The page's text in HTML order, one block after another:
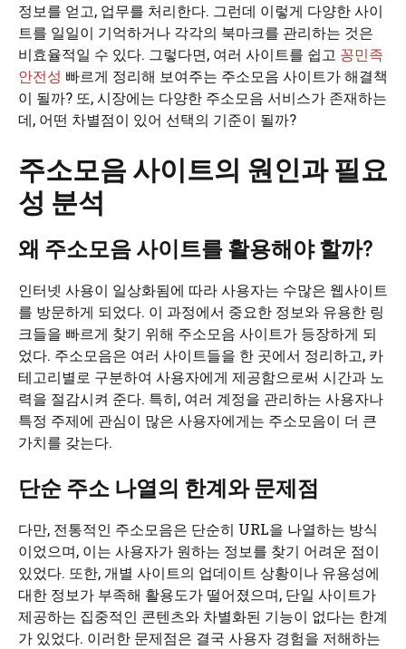
정보를 얻고, 업무를 처리한다. 그런데 이렇게 다양한 사이
트를 일일이 기억하거나 각각의 북마크를 관리하는 것은
비효율적일 수 있다. 그렇다면, 여러 사이트를 쉽고 꽁민족
안전성 빠르게 정리해 보여주는 주소모음 사이트가 해결책
이 될까? 또, 시장에는 다양한 주소모음 서비스가 존재하는
데, 어떤 차별점이 있어 선택의 기준이 될까?
주소모음 사이트의 원인과 필요
성 분석
왜 주소모음 사이트를 활용해야 할까?
인터넷 사용이 일상화됨에 따라 사용자는 수많은 웹사이트
를 방문하게 되었다. 이 과정에서 중요한 정보와 유용한 링
크들을 빠르게 찾기 위해 주소모음 사이트가 등장하게 되
었다. 주소모음은 여러 사이트들을 한 곳에서 정리하고, 카
테고리별로 구분하여 사용자에게 제공함으로써 시간과 노
력을 절감시켜 준다. 특히, 여러 계정을 관리하는 사용자나
특정 주제에 관심이 많은 사용자에게는 주소모음이 더 큰
가치를 갖는다.
단순 주소 나열의 한계와 문제점
다만, 전통적인 주소모음은 단순히 URL을 나열하는 방식
이었으며, 이는 사용자가 원하는 정보를 찾기 어려운 점이
있었다. 또한, 개별 사이트의 업데이트 상황이나 유용성에
대한 정보가 부족해 활용도가 떨어졌으며, 단일 사이트가
제공하는 집중적인 콘텐츠와 차별화된 기능이 없다는 한계
가 있었다. 이러한 문제점은 결국 사용자 경험을 저해하는